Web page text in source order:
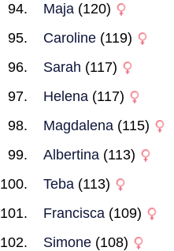
Maja (120)
Caroline (119)
Sarah (117)
Helena (117)
Magdalena (115)
Albertina (113)
Teba (113)
Francisca (109)
Simone (108)